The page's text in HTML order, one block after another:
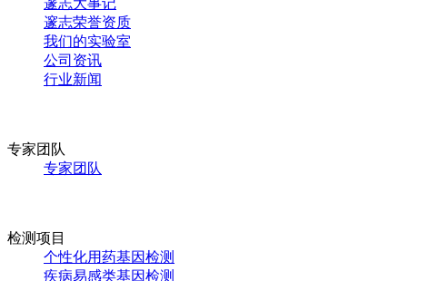
邃志荣誉资质
我们的实验室
公司资讯
行业新闻
专家团队
专家团队
检测项目
个性化用药基因检测
疾病易感类基因检测